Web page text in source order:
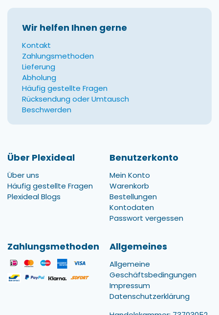
Wir helfen Ihnen gerne
Kontakt
Zahlungsmethoden
Lieferung
Abholung
Häufig gestellte Fragen
Rücksendung oder Umtausch
Beschwerden
Über Plexideal
Über uns
Häufig gestellte Fragen
Plexideal Blogs
Benutzerkonto
Mein Konto
Warenkorb
Bestellungen
Kontodaten
Passwort vergessen
Zahlungsmethoden Allgemeines
Allgemeine
Geschäftsbedingungen
Impressum
Datenschutzerklärung